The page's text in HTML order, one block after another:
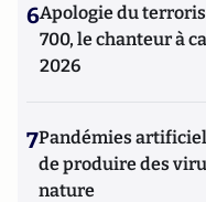
6Apologie du
700, le chanteur à
2026
7Pandémies
de produire des
nature